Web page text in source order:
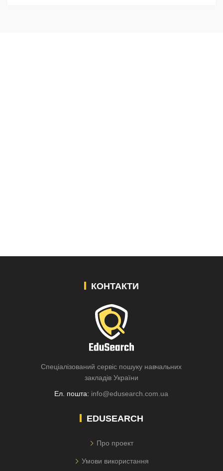
КОНТАКТИ
Спеціалізований сервіс пошуку навчальних
закладів України
Ел. пошта: info@edusearch.com.ua
EDUSEARCH
Про проект
Умови використання